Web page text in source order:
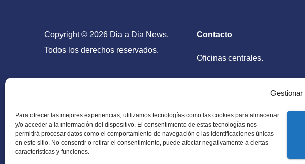
Gestionar
Para ofrecer las mejores experiencias, utilizamos tecnologías como las cookies para almacenar
y/o acceder a la información del dispositivo. El consentimiento de estas tecnologías nos
permitirá procesar datos como el comportamiento de navegación o las identificaciones únicas
en este sitio. No consentir o retirar el consentimiento, puede afectar negativamente a ciertas
características y funciones.
Copyright © 2026 Dia a Dia News.
Todos los derechos reservados.
Contacto
Oficinas centrales.
Periódico Digital en El Salvador, Centroamérica y Estados Unidos.